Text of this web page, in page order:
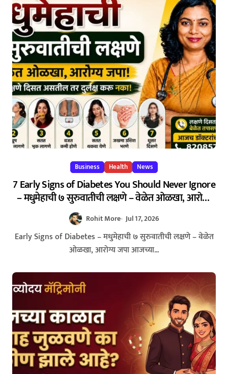
Business Health News
7 Early Signs of Diabetes You Should Never Ignore
– मधुमेहाची ७ सुरुवातीची लक्षणे – वेळेत ओळखा, आरोग्य
Rohit More Jul 17, 2026
Early Signs of Diabetes – मधुमेहाची ७ सुरुवातीची लक्षणे – वेळेत
ओळखा, आरोग्य जपा आजच्या...